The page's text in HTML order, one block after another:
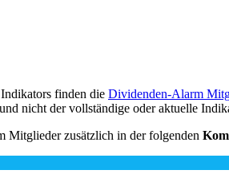
finden die Dividenden-Alarm
nicht der vollständige oder aktuelle
Mitglieder zusätzlich in der folgenden